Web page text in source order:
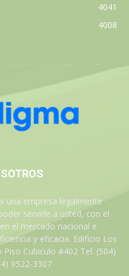
4041
4008
una empresa legalmente
servirle a usted, con el
el mercado nacional e
y eficacia. Edificio Los
Cubiculo #402 Tel: (504)
9522-3307